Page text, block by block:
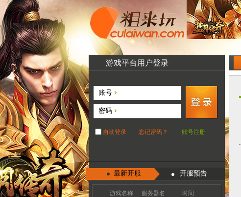
游戏平台用户登录
账号
密码
自动登录 忘记密码？ 账号注册
最新开服 开服预告
游戏名称 服务器名
时间